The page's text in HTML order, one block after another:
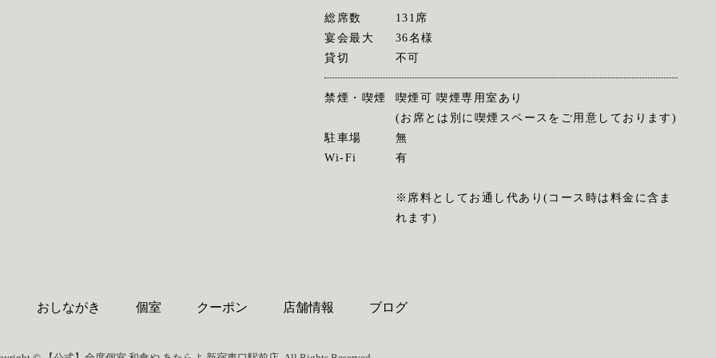
総席数
131席
宴会最大
36名様
貸切
不可
禁煙・喫煙
喫煙可 喫煙専用室あり
(お席とは別に喫煙スペースをご用意しております)
駐車場
無
Wi-Fi
有
※席料としてお通し代あり(コース時は料金に含ま
れます)
おしながき 個室 クーポン 店舗情報 ブログ